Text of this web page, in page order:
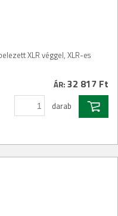
XLR véggel, XLR-es
ÁR: 32 817 Ft
darab